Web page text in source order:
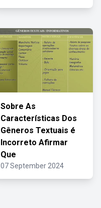
Sobre As
Características Dos
Gêneros Textuais é
Incorreto Afirmar
Que
07 September 2024